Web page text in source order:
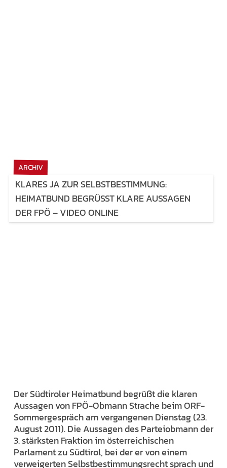
ARCHIV
KLARES JA ZUR SELBSTBESTIMMUNG:
HEIMATBUND BEGRÜSST KLARE AUSSAGEN D
ER FPÖ – VIDEO ONLINE
Der Südtiroler Heimatbund begrüßt die klaren
Aussagen von FPÖ-Obmann Strache beim ORF-
Sommergespräch am vergangenen Dienstag (23.
August 2011). Die Aussagen des Parteiobmann der
3. stärksten Fraktion im österreichischen
Parlament zu Südtirol, bei der er von einem
verweigerten Selbstbestimmungsrecht sprach und